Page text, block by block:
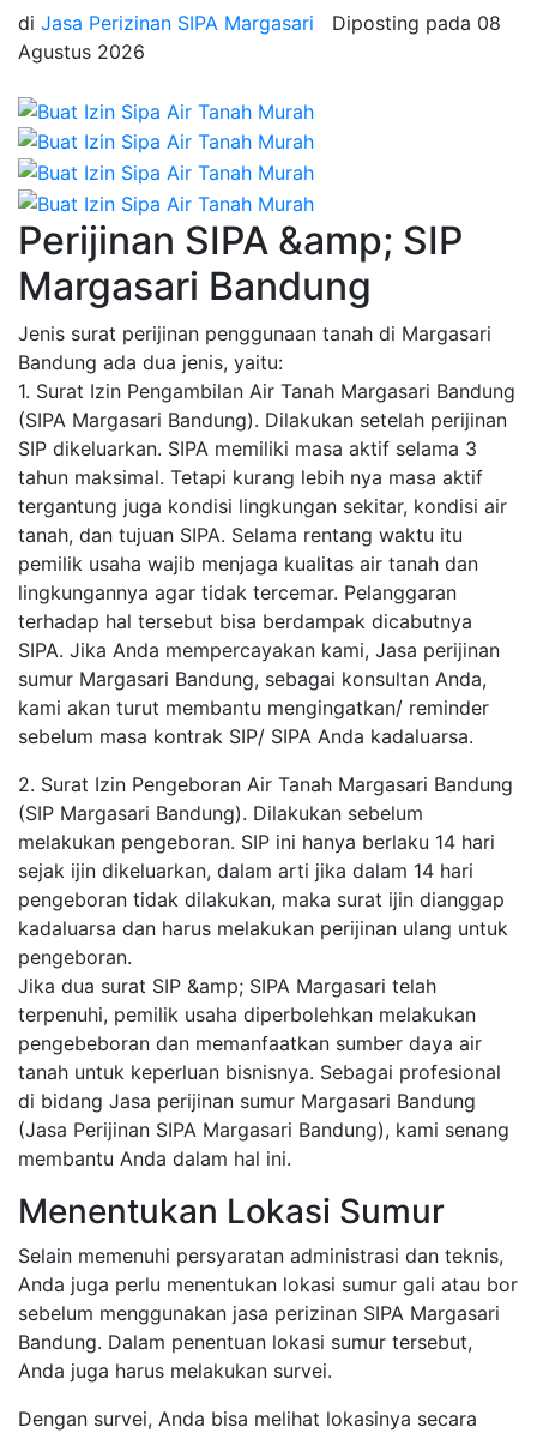
di Jasa Perizinan SIPA Margasari Diposting pada 08
Agustus 2026
Perijinan SIPA &amp; SIP
Margasari Bandung
Jenis surat perijinan penggunaan tanah di Margasari
Bandung ada dua jenis, yaitu:
1. Surat Izin Pengambilan Air Tanah Margasari Bandung
(SIPA Margasari Bandung). Dilakukan setelah perijinan
SIP dikeluarkan. SIPA memiliki masa aktif selama 3
tahun maksimal. Tetapi kurang lebih nya masa aktif
tergantung juga kondisi lingkungan sekitar, kondisi air
tanah, dan tujuan SIPA. Selama rentang waktu itu
pemilik usaha wajib menjaga kualitas air tanah dan
lingkungannya agar tidak tercemar. Pelanggaran
terhadap hal tersebut bisa berdampak dicabutnya
SIPA. Jika Anda mempercayakan kami, Jasa perijinan
sumur Margasari Bandung, sebagai konsultan Anda,
kami akan turut membantu mengingatkan/ reminder
sebelum masa kontrak SIP/ SIPA Anda kadaluarsa.
2. Surat Izin Pengeboran Air Tanah Margasari Bandung
(SIP Margasari Bandung). Dilakukan sebelum
melakukan pengeboran. SIP ini hanya berlaku 14 hari
sejak ijin dikeluarkan, dalam arti jika dalam 14 hari
pengeboran tidak dilakukan, maka surat ijin dianggap
kadaluarsa dan harus melakukan perijinan ulang untuk
pengeboran.
Jika dua surat SIP &amp; SIPA Margasari telah
terpenuhi, pemilik usaha diperbolehkan melakukan
pengebeboran dan memanfaatkan sumber daya air
tanah untuk keperluan bisnisnya. Sebagai profesional
di bidang Jasa perijinan sumur Margasari Bandung
(Jasa Perijinan SIPA Margasari Bandung), kami senang
membantu Anda dalam hal ini.
Menentukan Lokasi Sumur
Selain memenuhi persyaratan administrasi dan teknis,
Anda juga perlu menentukan lokasi sumur gali atau bor
sebelum menggunakan jasa perizinan SIPA Margasari
Bandung. Dalam penentuan lokasi sumur tersebut,
Anda juga harus melakukan survei.
Dengan survei, Anda bisa melihat lokasinya secara